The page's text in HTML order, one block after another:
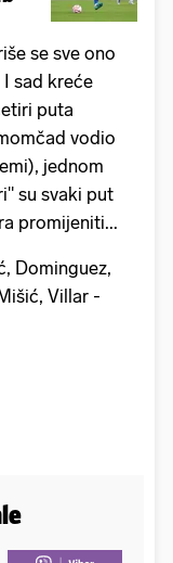
se sve ono
sad kreće
puta
vodio
jednom
su svaki put
promijeniti...
Dominguez,
Villar -